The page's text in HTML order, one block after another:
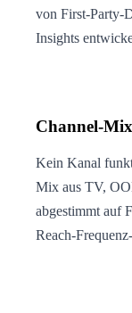
von First-Party-
Insights
Channel-
Kein Kanal
Mix aus TV,
abgestimmt auf
Reach-